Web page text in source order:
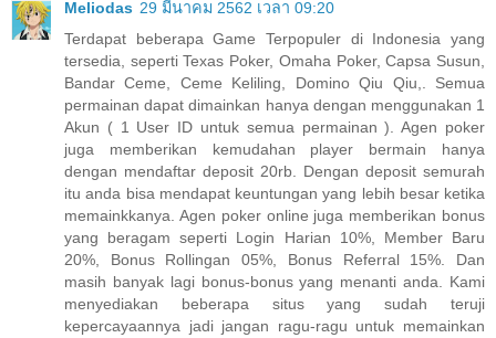
Meliodas 29 มีนาคม 2562 เวลา 09:20
Terdapat beberapa Game Terpopuler di Indonesia yang
tersedia, seperti Texas Poker, Omaha Poker, Capsa Susun,
Bandar Ceme, Ceme Keliling, Domino Qiu Qiu,. Semua
permainan dapat dimainkan hanya dengan menggunakan 1
Akun ( 1 User ID untuk semua permainan ). Agen poker
juga memberikan kemudahan player bermain hanya
dengan mendaftar deposit 20rb. Dengan deposit semurah
itu anda bisa mendapat keuntungan yang lebih besar ketika
memainkkanya. Agen poker online juga memberikan bonus
yang beragam seperti Login Harian 10%, Member Baru
20%, Bonus Rollingan 05%, Bonus Referral 15%. Dan
masih banyak lagi bonus-bonus yang menanti anda. Kami
menyediakan beberapa situs yang sudah teruji
kepercayaannya jadi jangan ragu-ragu untuk memainkan